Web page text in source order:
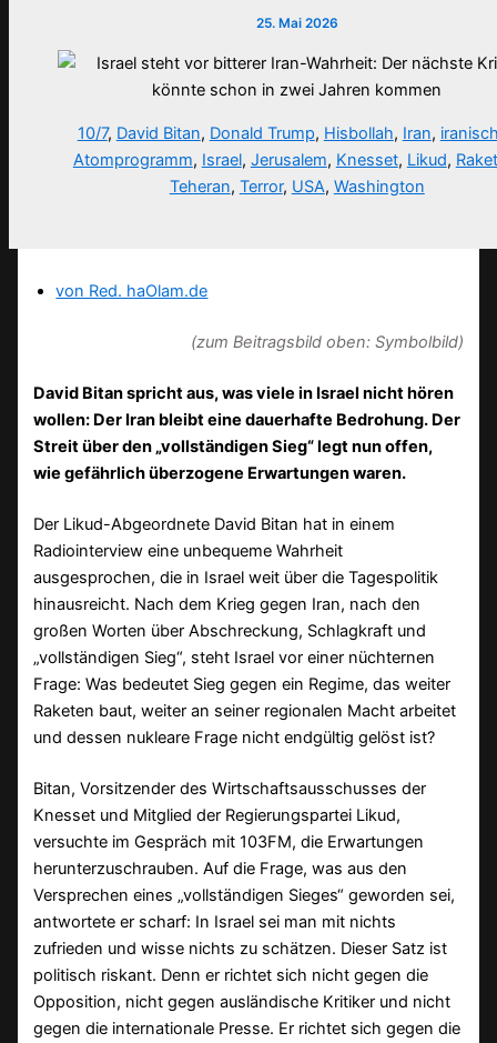
25. Mai 2026
10/7, David Bitan, Donald Trump, Hisbollah, Iran,
Atomprogramm, Israel, Jerusalem, Knesset, Likud,
Teheran, Terror, USA, Washington
von Red. haOlam.de
(zum Beitragsbild oben: Symbolbild)
David Bitan spricht aus, was viele in Israel nicht hören
wollen: Der Iran bleibt eine dauerhafte Bedrohung. Der
Streit über den „vollständigen Sieg“ legt nun offen,
wie gefährlich überzogene Erwartungen waren.
Der Likud-Abgeordnete David Bitan hat in einem
Radiointerview eine unbequeme Wahrheit
ausgesprochen, die in Israel weit über die Tagespolitik
hinausreicht. Nach dem Krieg gegen Iran, nach den
großen Worten über Abschreckung, Schlagkraft und
„vollständigen Sieg“, steht Israel vor einer nüchternen
Frage: Was bedeutet Sieg gegen ein Regime, das weiter
Raketen baut, weiter an seiner regionalen Macht arbeitet
und dessen nukleare Frage nicht endgültig gelöst ist?
Bitan, Vorsitzender des Wirtschaftsausschusses der
Knesset und Mitglied der Regierungspartei Likud,
versuchte im Gespräch mit 103FM, die Erwartungen
herunterzuschrauben. Auf die Frage, was aus den
Versprechen eines „vollständigen Sieges“ geworden sei,
antwortete er scharf: In Israel sei man mit nichts
zufrieden und wisse nichts zu schätzen. Dieser Satz ist
politisch riskant. Denn er richtet sich nicht gegen die
Opposition, nicht gegen ausländische Kritiker und nicht
gegen die internationale Presse. Er richtet sich gegen die